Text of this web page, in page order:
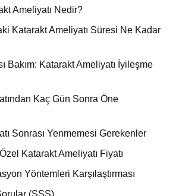
Ameliyatı Nedir?
Katarakt Ameliyatı Süresi Ne Kadar
Bakım: Katarakt Ameliyatı İyileşme
Kaç Gün Sonra Öne
Sonrası Yenmemesi Gerekenler
Katarakt Ameliyatı Fiyatı
Yöntemleri Karşılaştırması
(SSS)